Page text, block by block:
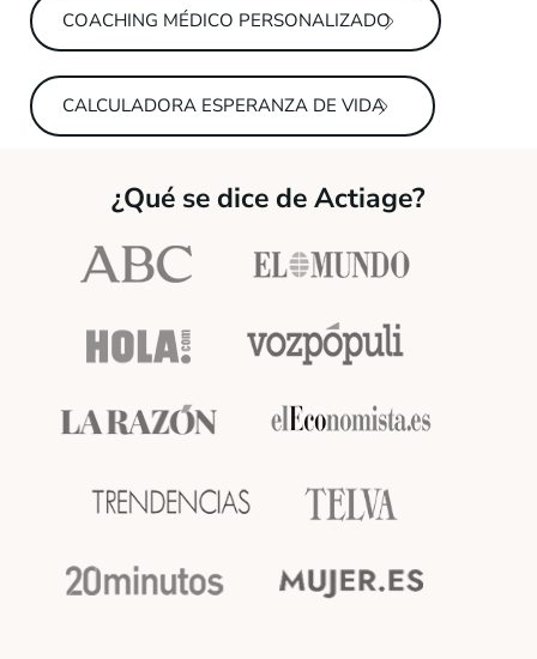
COACHING MÉDICO PERSONALIZADO
CALCULADORA ESPERANZA DE VIDA
¿Qué se dice de Actiage?